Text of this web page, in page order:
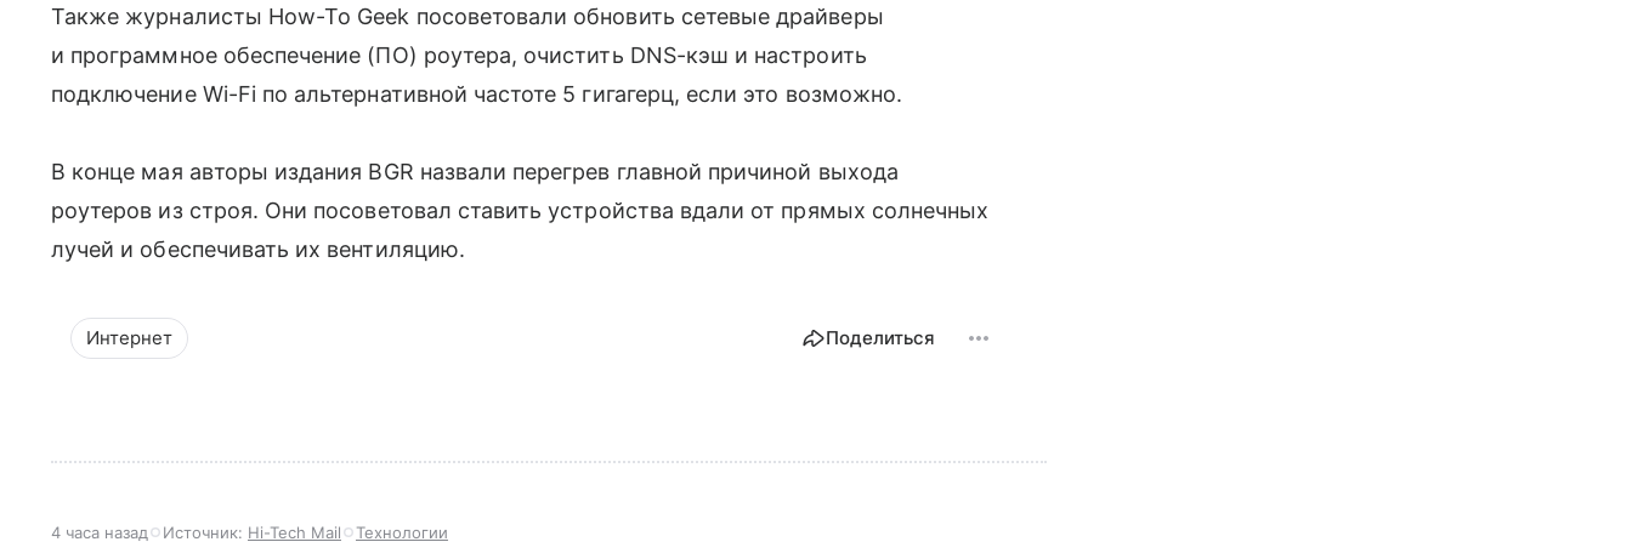
Также журналисты How-To Geek посоветовали обновить сетевые драйверы
и программное обеспечение (ПО) роутера, очистить DNS-кэш и настроить
подключение Wi-Fi по альтернативной частоте 5 гигагерц, если это возможно.
В конце мая авторы издания BGR назвали перегрев главной причиной выхода
роутеров из строя. Они посоветовал ставить устройства вдали от прямых солнечных
лучей и обеспечивать их вентиляцию.
Интернет Поделиться
4 часа назад Источник: Hi-Tech Mail Технологии